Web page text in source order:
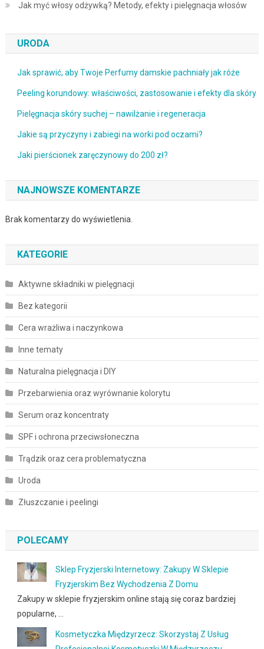
Jak myć włosy odżywką? Metody, efekty i pielęgnacja włosów
URODA
Jak sprawić, aby Twoje Perfumy damskie pachniały jak róże
Peeling korundowy: właściwości, zastosowanie i efekty dla skóry
Pielęgnacja skóry suchej – nawilżanie i regeneracja
Jakie są przyczyny i zabiegi na worki pod oczami?
Jaki pierścionek zaręczynowy do 200 zł?
NAJNOWSZE KOMENTARZE
Brak komentarzy do wyświetlenia.
KATEGORIE
Aktywne składniki w pielęgnacji
Bez kategorii
Cera wrażliwa i naczynkowa
Inne tematy
Naturalna pielęgnacja i DIY
Przebarwienia oraz wyrównanie kolorytu
Serum oraz koncentraty
SPF i ochrona przeciwsłoneczna
Trądzik oraz cera problematyczna
Uroda
Złuszczanie i peelingi
POLECAMY
Sklep Fryzjerski Internetowy: Zakupy W Sklepie
Fryzjerskim Bez Wychodzenia Z Domu
Zakupy w sklepie fryzjerskim online stają się coraz bardziej
popularne, …
Kosmetyczka Międzyrzecz: Skorzystaj Z Usług